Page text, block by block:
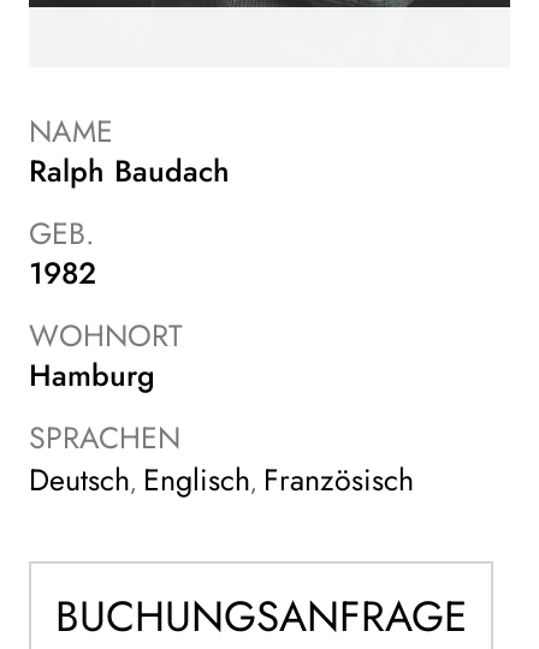
NAME
Ralph Baudach
GEB.
1982
WOHNORT
Hamburg
SPRACHEN
Deutsch, Englisch, Französisch
BUCHUNGSANFRAGE